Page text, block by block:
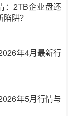
：2TB企业盘还
阱？
年4月最新行
年5月行情与